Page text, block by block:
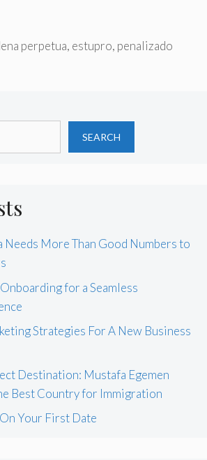
perpetua, estupro, penalizado
SEARCH
Needs More Than Good Numbers to
for a Seamless
Strategies For A New Business
Destination: Mustafa Egemen
Best Country for Immigration
Your First Date